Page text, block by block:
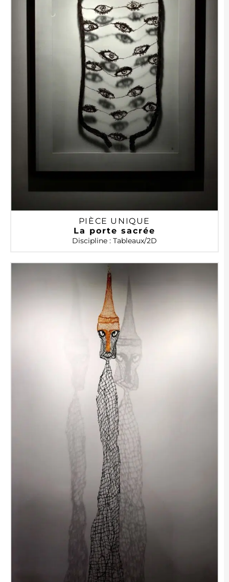
PIÈCE UNIQUE
La porte sacrée
Discipline : Tableaux/2D